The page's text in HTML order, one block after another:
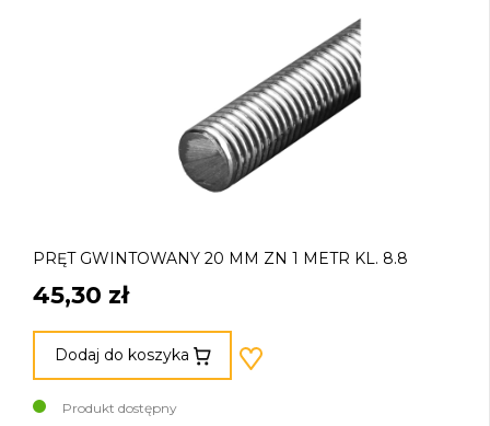
PRĘT GWINTOWANY 20 MM ZN 1 METR KL. 8.8
45,30 zł
Dodaj do koszyka
Produkt dostępny